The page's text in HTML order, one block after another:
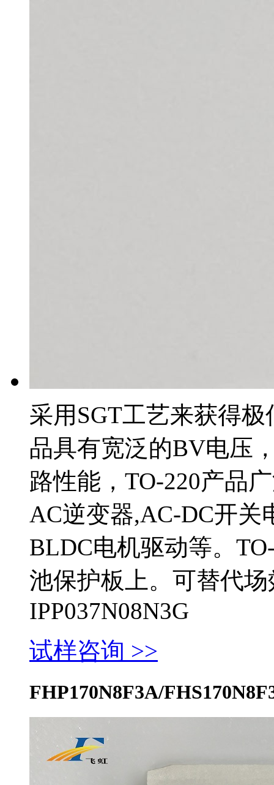
采用SGT工艺来获得
品具有宽泛的BV电压
路性能，TO-220产品
AC逆变器,AC-DC开关
BLDC电机驱动等。
池保护板上。可替代场
IPP037N08N3G
试样咨询 >>
FHP170N8F3A/